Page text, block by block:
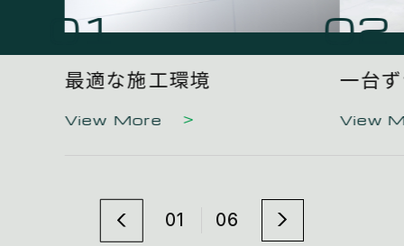
01 06
01
最適な施工環境
View More
02
一台
View